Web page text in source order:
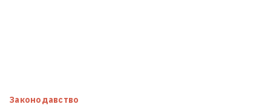
Законодавство